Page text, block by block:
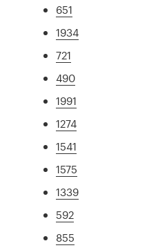
651
1934
721
490
1991
1274
1541
1575
1339
592
855